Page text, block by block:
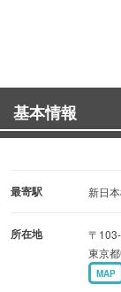
基本情報
最寄駅 新日
所在地
〒
東京
MAP